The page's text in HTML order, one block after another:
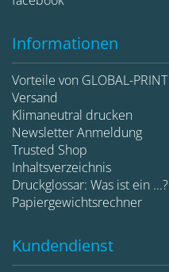
Informationen
Vorteile von GLOBAL-PRINT
Versand
Klimaneutral drucken
Newsletter Anmeldung
Trusted Shop
Inhaltsverzeichnis
Druckglossar: Was ist ein ...?
Papiergewichtsrechner
Kundendienst